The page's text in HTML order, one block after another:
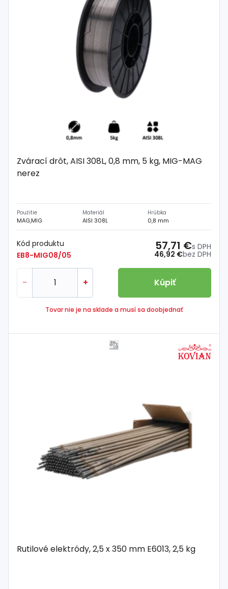
Zvárací drôt, AISI 308L, 0,8 mm, 5 kg, MIG-MAG
nerez
Použitie
MAG,MIG
Materiál
AISI 308L
Hrúbka
0,8 mm
Kód produktu
EB8-MIG08/05
46,92 €bez DPH
57,71 €s DPH
- + Kúpiť
Tovar nie je na sklade a musí sa doobjednať
Rutilové elektródy, 2,5 x 350 mm E6013, 2,5 kg